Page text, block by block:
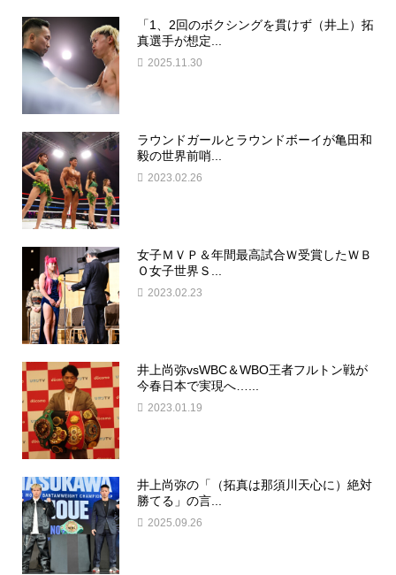
「1、2回のボクシングを貫けず（井上）拓
真選手が想定...
2025.11.30
ラウンドガールとラウンドボーイが亀田和
毅の世界前哨...
2023.02.26
女子ＭＶＰ＆年間最高試合Ｗ受賞したＷＢ
Ｏ女子世界Ｓ...
2023.02.23
井上尚弥vsWBC＆WBO王者フルトン戦が
今春日本で実現へ…...
2023.01.19
井上尚弥の「（拓真は那須川天心に）絶対
勝てる」の言...
2025.09.26